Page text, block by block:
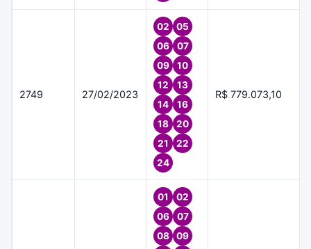
2749 27/02/2023
02
05
06
07
09
10
12
13
14
16
18
20
21
22
24
R$ 779.073,10
01
02
06
07
08
09